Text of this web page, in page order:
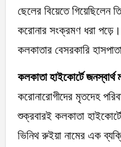
ছেলের বিয়েতে গিয়েছিলেন
করোনার সংক্রমণ ধরা
কলকাতার বেসরকারি
কলকাতা হাইকোর্টে জনস্বার্থ
করোনারোগীদের মৃতদেহ
শুক্রবারই কলকাতা
ভিনিথ রুইয়া নামের এক